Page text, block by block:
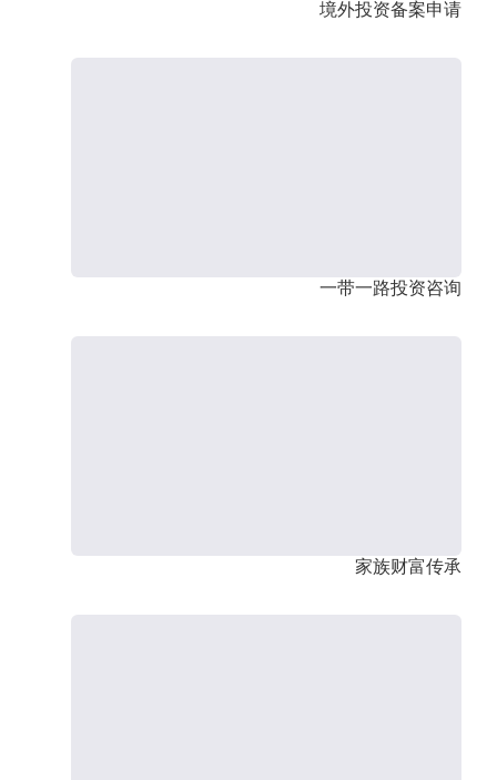
境外投资备案申请
一带一路投资咨询
家族财富传承